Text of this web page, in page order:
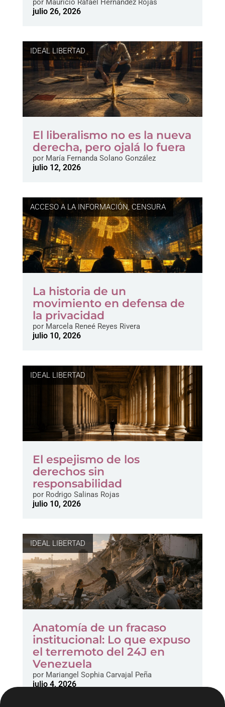
porMauricio Rafael Hernández Rojas
julio 26, 2026
IDEAL LIBERTAD
El liberalismo no es la nueva
derecha, pero ojalá lo fuera
porMaría Fernanda Solano González
julio 12, 2026
ACCESO A LA INFORMACIÓN,CENSURA
La historia de un
movimiento en defensa de
la privacidad
porMarcela Reneé Reyes Rivera
julio 10, 2026
IDEAL LIBERTAD
El espejismo de los
derechos sin
responsabilidad
porRodrigo Salinas Rojas
julio 10, 2026
IDEAL LIBERTAD
Anatomía de un fracaso
institucional: Lo que expuso
el terremoto del 24J en
Venezuela
porMariangel Sophia Carvajal Peña
julio 4, 2026